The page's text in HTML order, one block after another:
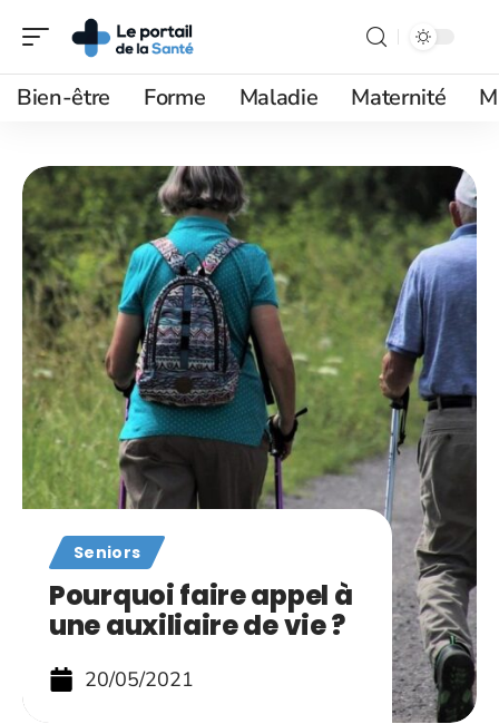
Bien-être Forme Maladie Maternité
Seniors
Pourquoi faire appel à
une auxiliaire de vie ?
20/05/2021